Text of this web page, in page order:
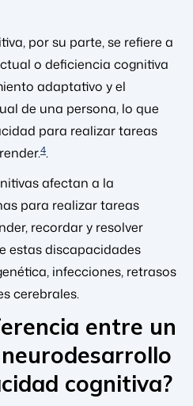
por su parte, se refiere a
o deficiencia cognitiva
adaptativo y el
de una persona, lo que
para realizar tareas
4.
afectan a la
para realizar tareas
recordar y resolver
estas discapacidades
infecciones, retrasos
cerebrales.
entre un
cognitiva?